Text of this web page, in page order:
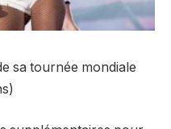
sa tournée mondiale